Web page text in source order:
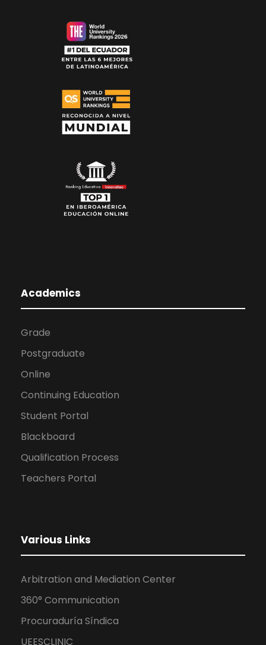
Academics
Grade
Postgraduate
Online
Continuing Education
Student Portal
Blackboard
Qualification Process
Teachers Portal
Various Links
Arbitration and Mediation Center
360° Communication
Procuraduría Síndica
UEESCLINIC